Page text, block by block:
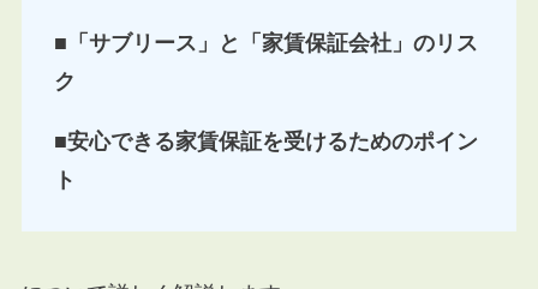
■「サブリース」と「家賃保証会社」のリス
ク
■安心できる家賃保証を受けるためのポイン
ト